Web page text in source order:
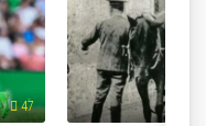
47